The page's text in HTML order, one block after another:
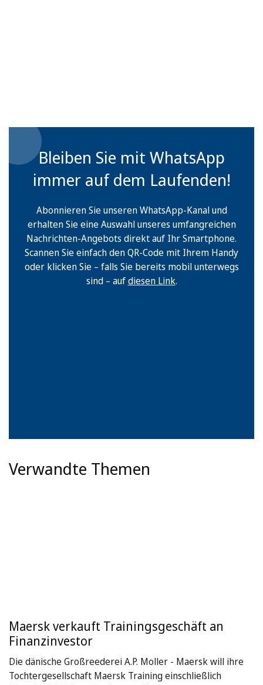
Bleiben Sie mit WhatsApp
immer auf dem Laufenden!
Abonnieren Sie unseren WhatsApp-Kanal und
erhalten Sie eine Auswahl unseres umfangreichen
Nachrichten-Angebots direkt auf Ihr Smartphone.
Scannen Sie einfach den QR-Code mit Ihrem Handy
oder klicken Sie – falls Sie bereits mobil unterwegs
sind – aufdiesen Link.
Verwandte Themen
Maersk verkauft Trainingsgeschäft an
Finanzinvestor
Die dänische Großreederei A.P. Moller - Maersk will ihre
Tochtergesellschaft Maersk Training einschließlich